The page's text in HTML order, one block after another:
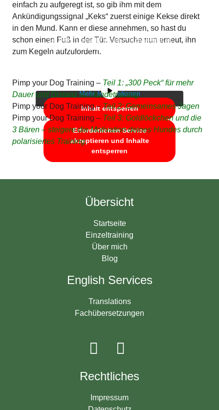
einfach zu aufgeregt ist, so gib ihm mit dem
Ankündigungssignal „Keks“ zuerst einige Kekse direkt
in den Mund. Kann er diese annehmen, so hast du
schon einen Fuß in der Tür. Versuche nun erneut, ihn
zum Kegeln aufzufordern.
Sie sehen gerade einen Platzhalterinhalt
von
YouTube
Inhalt zuzugreifen, klicken Sie auf die
weitergegeben werden.
Mehr Informationen
Inhalt entsperren
Erforderlichen Service
akzeptieren und Inhalte
entsperren
Pimp your Dog Training – Teil 1: „300 Peck“ für mehr
Dauer und Distanz im Hundetraining
Pimp your Dog Training – Teil 2: Gemeinsames Jagen
Pimp your Dog Training – Teil 3: Goldlöckchen und die
3 Bären – steigere die Motivation deines Hundes durch
polarisiertes Training.
Übersicht
Startseite
Einzeltraining
Über mich
Blog
English Services
Translations
Fachübersetzungen
Rechtliches
Impressum